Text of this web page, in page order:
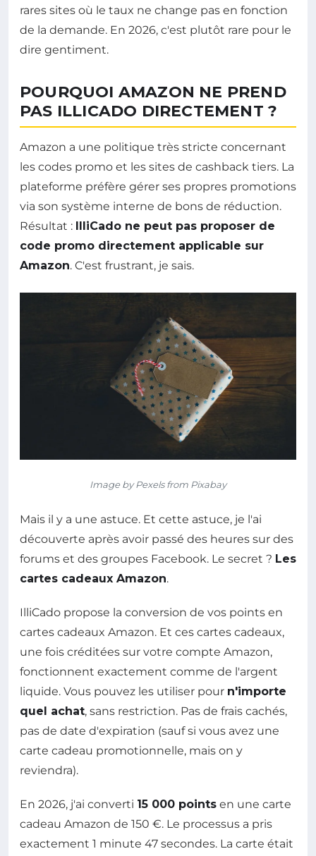
rares sites où le taux ne change pas en fonction
de la demande. En 2026, c'est plutôt rare pour le
dire gentiment.
POURQUOI AMAZON NE PREND
PAS ILLICADO DIRECTEMENT ?
Amazon a une politique très stricte concernant
les codes promo et les sites de cashback tiers. La
plateforme préfère gérer ses propres promotions
via son système interne de bons de réduction.
Résultat :
IlliCado ne peut pas proposer de
code promo directement applicable sur
Amazon. C'est frustrant, je sais.
Image by Pexels from Pixabay
Mais il y a une astuce. Et cette astuce, je l'ai
découverte après avoir passé des heures sur des
forums et des groupes Facebook. Le secret ? Les
cartes cadeaux Amazon.
IlliCado propose la conversion de vos points en
cartes cadeaux Amazon. Et ces cartes cadeaux,
une fois créditées sur votre compte Amazon,
fonctionnent exactement comme de l'argent
liquide. Vous pouvez les utiliser pour n'importe
quel achat, sans restriction. Pas de frais cachés,
pas de date d'expiration (sauf si vous avez une
carte cadeau promotionnelle, mais on y
reviendra).
En 2026, j'ai converti 15 000 points en une carte
cadeau Amazon de 150 €. Le processus a pris
exactement 1 minute 47 secondes. La carte était